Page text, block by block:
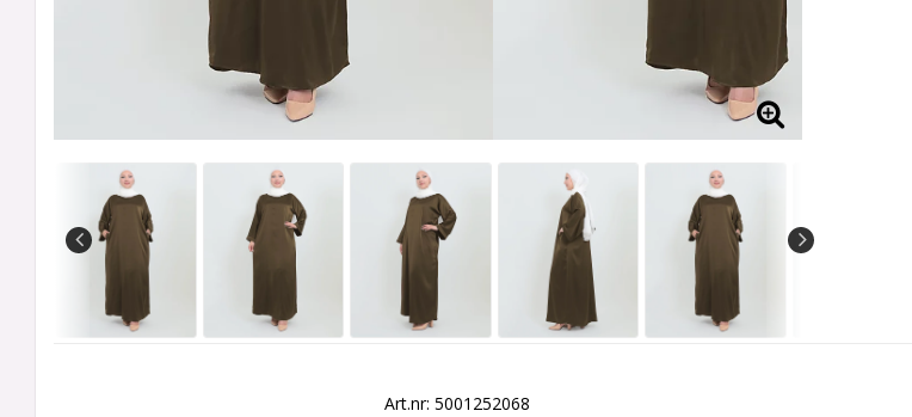
Art.nr: 5001252068